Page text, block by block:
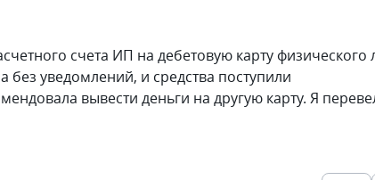
счета ИП на дебетовую карту физического
уведомлений, и средства поступили
вывести деньги на другую карту. Я